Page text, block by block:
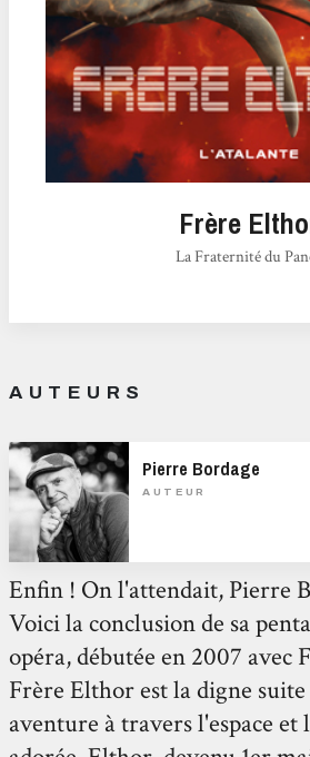
Frère
La Fraternité du
AUTEURS
Pierre Bordage
AUTEUR
Enfin ! On l'attendait, Pierre
Voici la conclusion de sa
opéra, débutée en 2007 avec
Frère Elthor est la digne
aventure à travers l'espace et